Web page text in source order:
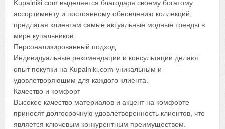
Kupalniki.com выделяется благодаря своему богатому
ассортименту и постоянному обновлению коллекций,
предлагая клиентам самые актуальные модные тренды в
мире купальников.
Персонализированный подход
Индивидуальные рекомендации и консультации делают
опыт покупки на Kupalniki.com уникальным и
удовлетворяющим для каждого клиента.
Качество и комфорт
Высокое качество материалов и акцент на комфорте
приносят долгосрочную удовлетворенность клиентов, что
является ключевым конкурентным преимуществом.